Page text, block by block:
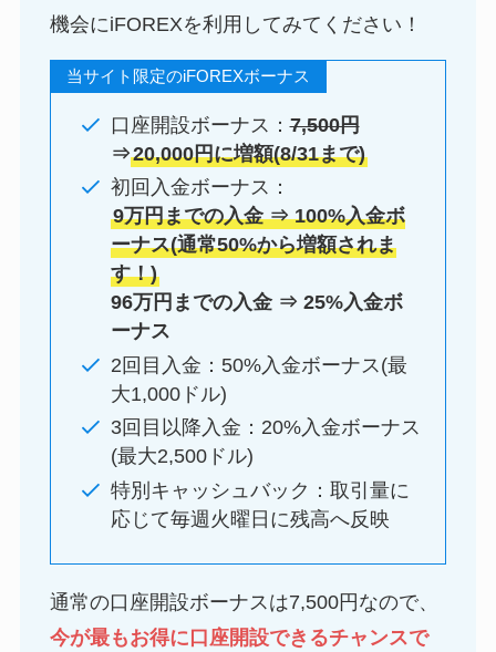
機会にiFOREXを利用してみてください！
当サイト限定のiFOREXボーナス
口座開設ボーナス：7,500円
⇒20,000円に増額(8/31まで)
初回入金ボーナス：
9万円までの入金 ⇒ 100%入金ボ
ーナス(通常50%から増額されま
す！)
96万円までの入金 ⇒ 25%入金ボ
ーナス
2回目入金：50%入金ボーナス(最
大1,000ドル)
3回目以降入金：20%入金ボーナス
(最大2,500ドル)
特別キャッシュバック：取引量に
応じて毎週火曜日に残高へ反映
通常の口座開設ボーナスは7,500円なので、
今が最もお得に口座開設できるチャンスで